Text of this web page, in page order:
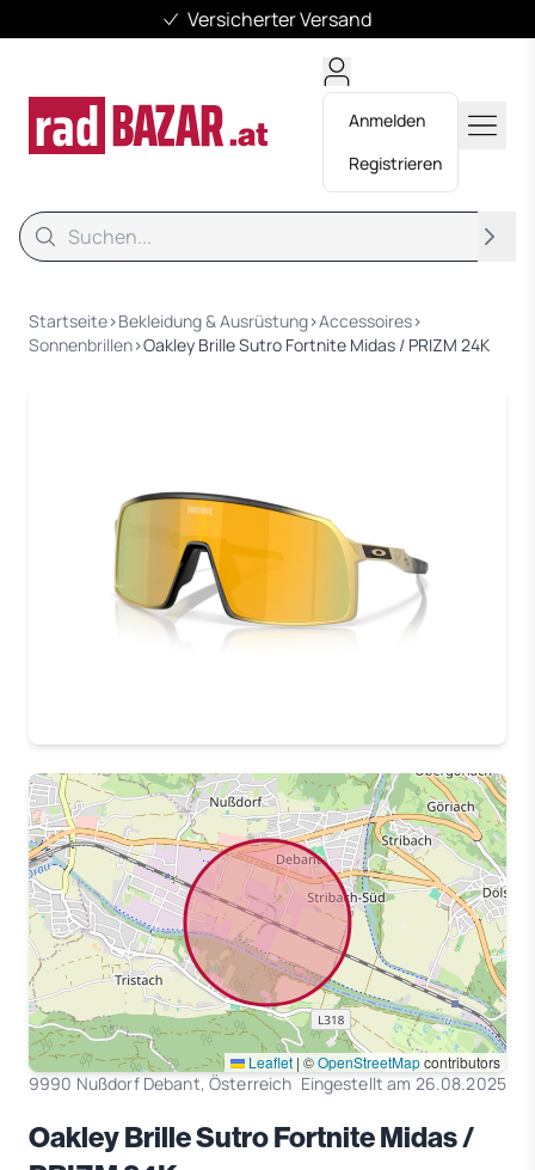
Versicherter Versand
Anmelden
Registrieren
Suche
Startseite›Bekleidung & Ausrüstung›Accessoires›
Sonnenbrillen›Oakley Brille Sutro Fortnite Midas / PRIZM 24K
Leaflet | ©OpenStreetMapcontributors
9990 Nußdorf Debant, Österreich Eingestellt am 26.08.2025
Oakley Brille Sutro Fortnite Midas /